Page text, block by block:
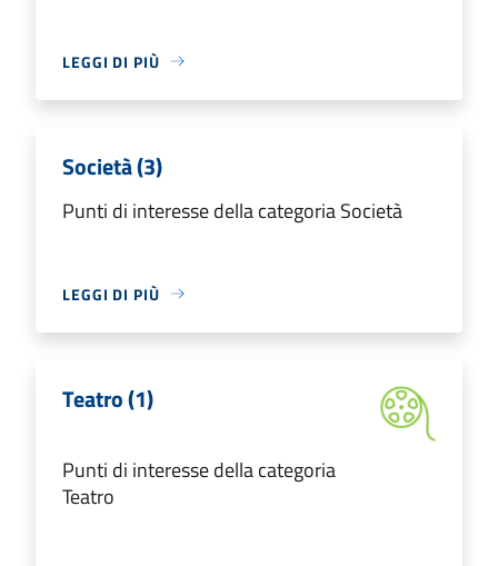
LEGGI DI PIÙ
Società (3)
Punti di interesse della categoria Società
LEGGI DI PIÙ
Teatro (1)
Punti di interesse della categoria
Teatro